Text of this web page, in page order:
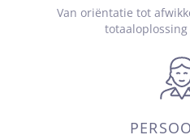
Van oriëntatie tot